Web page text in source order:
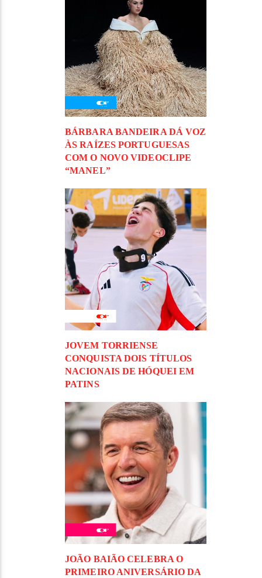
BÁRBARA BANDEIRA DÁ VOZ
ÀS RAÍZES PORTUGUESAS
COM O NOVO VIDEOCLIPE
“MANEL”
JOVEM TORRIENSE
CONQUISTA DOIS TÍTULOS
NACIONAIS DE HÓQUEI EM
PATINS
JOÃO BAIÃO CELEBRA O
PRIMEIRO ANIVERSÁRIO DA